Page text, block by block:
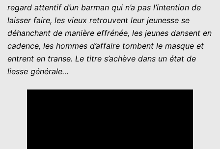
regard attentif d’un barman qui n’a pas l’intention de
laisser faire, les vieux retrouvent leur jeunesse se
déhanchant de manière effrénée, les jeunes dansent en
cadence, les hommes d’affaire tombent le masque et
entrent en transe. Le titre s’achève dans un état de
liesse générale…